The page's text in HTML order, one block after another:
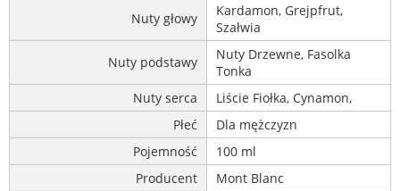
Nuty głowy
Kardamon, Grejpfrut,
Szałwia
Nuty podstawy
Nuty Drzewne, Fasolka
Tonka
Nuty serca
Liście Fiołka, Cynamon,
Płeć
Dla mężczyzn
Pojemność
100 ml
Producent
Mont Blanc